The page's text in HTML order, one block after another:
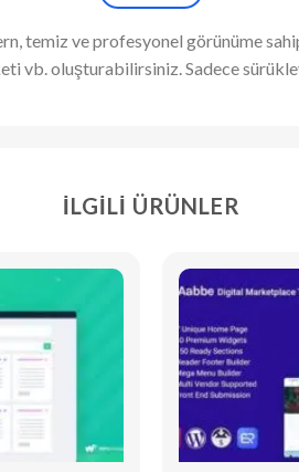
temiz ve profesyonel görünüme
vb. oluşturabilirsiniz. Sadece
İLGILI ÜRÜNLER